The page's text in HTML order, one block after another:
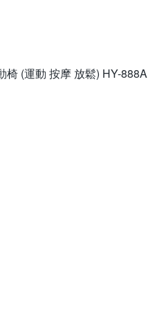
椅 (運動 按摩 放鬆) HY-888A